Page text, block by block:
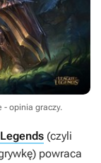
- opinia graczy.
(czyli
powraca